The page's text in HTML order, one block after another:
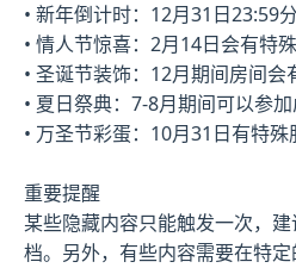
• 新年倒计时：12月31日23:59
• 情人节惊喜：2月14日会有特
• 圣诞节装饰：12月期间房间会
• 夏日祭典：7-8月期间可以参
• 万圣节彩蛋：10月31日有特殊
重要提醒
某些隐藏内容只能触发一次，
档。另外，有些内容需要在特